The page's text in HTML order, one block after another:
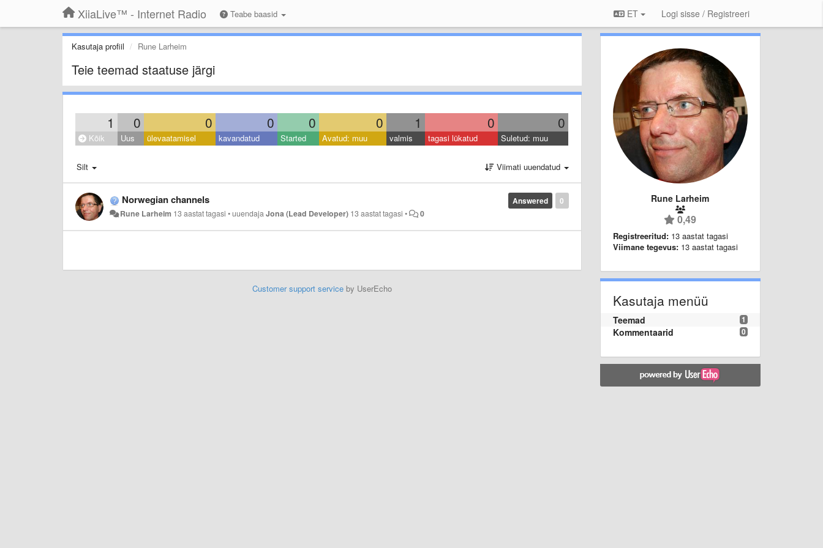
XiiaLive™ - Internet Radio Teabe baasid ET Logi sisse / Registreeri
Kasutaja profiil Rune Larheim
Teie teemad staatuse järgi
1 0 0 0 0 0 1 0 0
Kõik Uus ülevaatamisel kavandatud Started Avatud: muu valmis tagasi lükatud Suletud: muu
Silt Viimati uuendatud
0
Answered
Norwegian channels
Rune Larheim 13 aastat tagasi •uuendajaJona (Lead Developer) 13 aastat tagasi • 0
Customer support serviceby UserEcho
Rune Larheim
0,49
Registreeritud: 13 aastat tagasi
Viimane tegevus: 13 aastat tagasi
Kasutaja menüü
1
Teemad
0
Kommentaarid